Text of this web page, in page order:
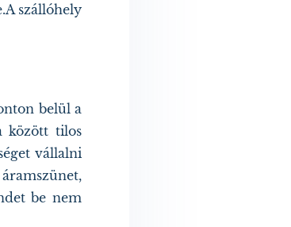
szállóhely
belül a
között tilos
vállalni
be nem